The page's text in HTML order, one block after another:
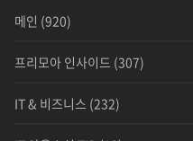
메인 (920)
프리모아 인사이드 (307)
IT & 비즈니스 (232)